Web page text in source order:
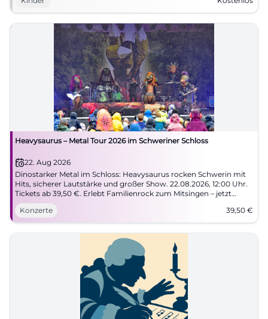
Heavysaurus – Metal Tour 2026 im Schweriner Schloss
22. Aug 2026
Dinostarker Metal im Schloss: Heavysaurus rocken Schwerin mit
Hits, sicherer Lautstärke und großer Show. 22.08.2026, 12:00 Uhr.
Tickets ab 39,50 €. Erlebt Familienrock zum Mitsingen – jetzt
buchen! #Heavysaurus
Konzerte
39,50 €